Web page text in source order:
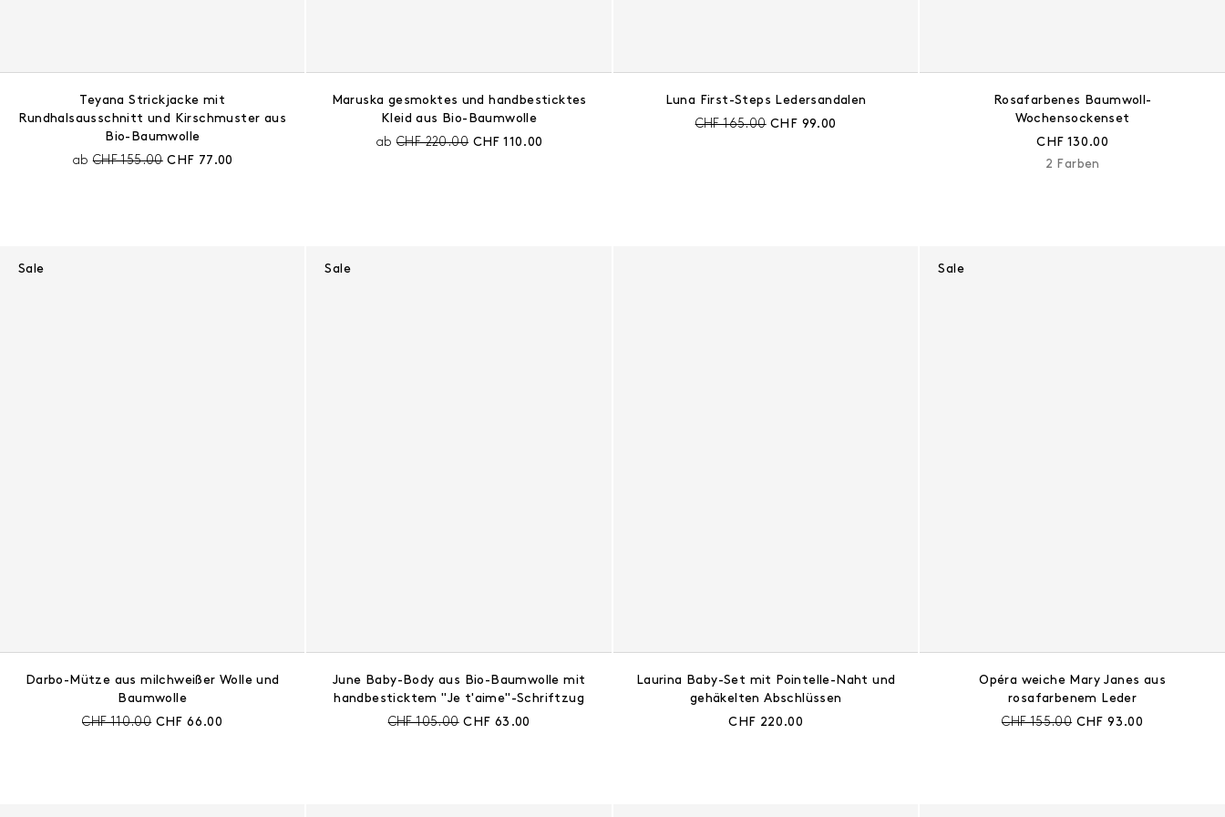
Teyana Strickjacke mit
Rundhalsausschnitt und Kirschmuster aus
Bio-Baumwolle
abPreis vor Rabatt:
CHF 155.00 Aktueller Preis:
CHF 77.00
Maruska gesmoktes und handbesticktes
Kleid aus Bio-Baumwolle
abPreis vor Rabatt:
CHF 220.00 Aktueller Preis:
CHF 110.00
Luna First-Steps Ledersandalen
Preis vor Rabatt:
CHF 165.00 Aktueller Preis:
CHF 99.00
Rosafarbenes Baumwoll-
Wochensockenset
Aktueller Preis:
CHF 130.00
2 Farben
Sale
Darbo-Mütze aus milchweißer Wolle und
Baumwolle
Preis vor Rabatt:
CHF 110.00 Aktueller Preis:
CHF 66.00
Sale
June Baby-Body aus Bio-Baumwolle mit
handbesticktem "Je t'aime"-Schriftzug
Preis vor Rabatt:
CHF 105.00 Aktueller Preis:
CHF 63.00
Laurina Baby-Set mit Pointelle-Naht und
gehäkelten Abschlüssen
Aktueller Preis:
CHF 220.00
Sale
Opéra weiche Mary Janes aus
rosafarbenem Leder
Preis vor Rabatt:
CHF 155.00 Aktueller Preis:
CHF 93.00